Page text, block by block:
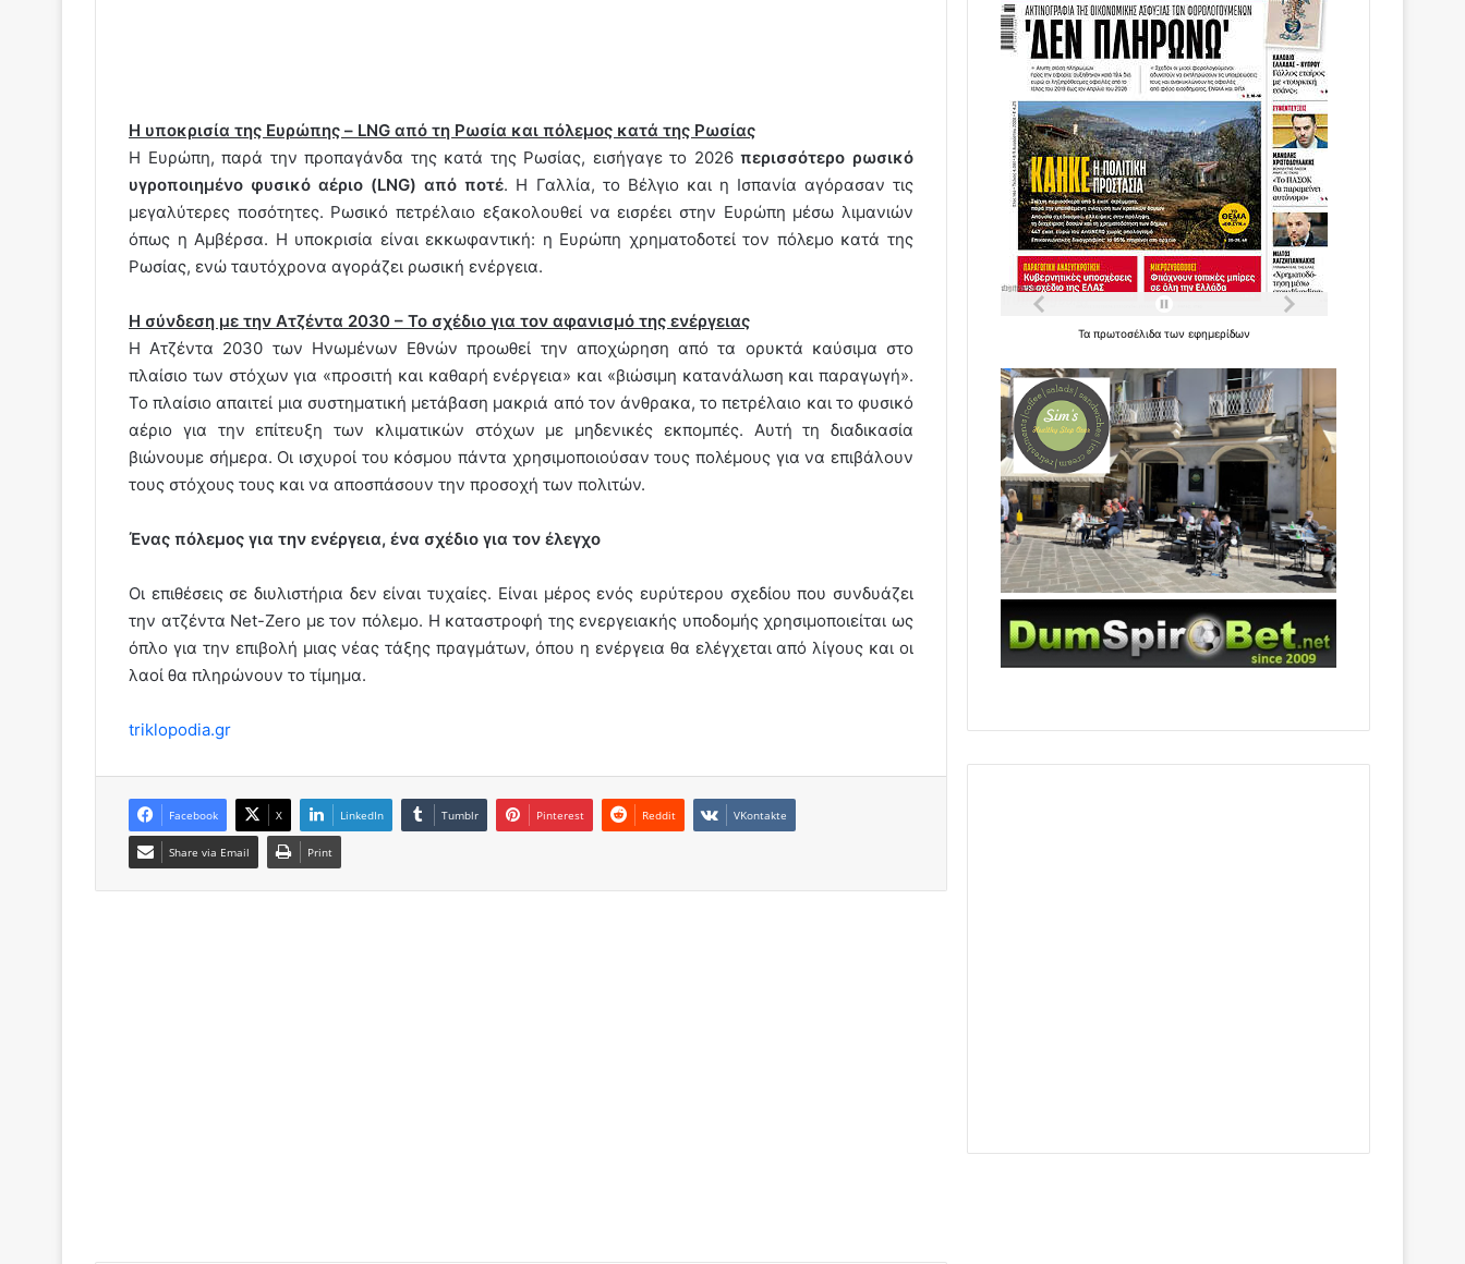
Η υποκρισία της Ευρώπης – LNG από τη Ρωσία και πόλεμος κατά της Ρωσίας
Η Ευρώπη, παρά την προπαγάνδα της κατά της Ρωσίας, εισήγαγε το 2026περισσότερο ρωσικό
υγροποιημένο φυσικό αέριο (LNG) από ποτέ. Η Γαλλία, το Βέλγιο και η Ισπανία αγόρασαν τις
μεγαλύτερες ποσότητες. Ρωσικό πετρέλαιο εξακολουθεί να εισρέει στην Ευρώπη μέσω λιμανιών
όπως η Αμβέρσα. Η υποκρισία είναι εκκωφαντική: η Ευρώπη χρηματοδοτεί τον πόλεμο κατά της
Ρωσίας, ενώ ταυτόχρονα αγοράζει ρωσική ενέργεια.
Η σύνδεση με την Ατζέντα 2030 – Το σχέδιο για τον αφανισμό της ενέργειας
Η Ατζέντα 2030 των Ηνωμένων Εθνών προωθεί την αποχώρηση από τα ορυκτά καύσιμα στο
πλαίσιο των στόχων για «προσιτή και καθαρή ενέργεια» και «βιώσιμη κατανάλωση και παραγωγή».
Το πλαίσιο απαιτεί μια συστηματική μετάβαση μακριά από τον άνθρακα, το πετρέλαιο και το φυσικό
αέριο για την επίτευξη των κλιματικών στόχων με μηδενικές εκπομπές. Αυτή τη διαδικασία
βιώνουμε σήμερα. Οι ισχυροί του κόσμου πάντα χρησιμοποιούσαν τους πολέμους για να επιβάλουν
τους στόχους τους και να αποσπάσουν την προσοχή των πολιτών.
Ένας πόλεμος για την ενέργεια, ένα σχέδιο για τον έλεγχο
Οι επιθέσεις σε διυλιστήρια δεν είναι τυχαίες. Είναι μέρος ενός ευρύτερου σχεδίου που συνδυάζει
την ατζέντα Net-Zero με τον πόλεμο. Η καταστροφή της ενεργειακής υποδομής χρησιμοποιείται ως
όπλο για την επιβολή μιας νέας τάξης πραγμάτων, όπου η ενέργεια θα ελέγχεται από λίγους και οι
λαοί θα πληρώνουν το τίμημα.
triklopodia.gr
Facebook X LinkedIn Tumblr Pinterest Reddit VKontakte
Share via Email Print
Ταπρωτοσέλιδατωνεφημερίδων